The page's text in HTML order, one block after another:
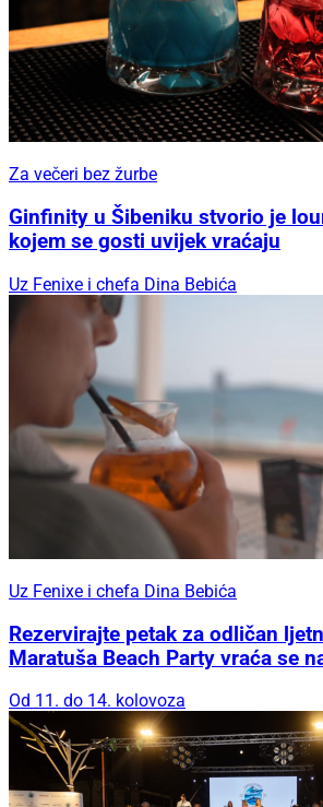
Za večeri bez žurbe
Ginfinity u Šibeniku stvorio je
kojem se gosti uvijek vraćaju
Uz Fenixe i chefa Dina Bebića
Uz Fenixe i chefa Dina Bebića
Rezervirajte petak za odličan
Maratuša Beach Party vraća se
Od 11. do 14. kolovoza